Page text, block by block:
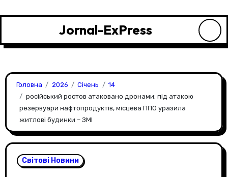
Jornal-ExPress
Головна 2026 Січень
14
російський ростов атаковано дронами: під атакою
резервуари нафтопродуктів, місцева ППО уразила
житлові будинки – ЗМІ
Світові Новини